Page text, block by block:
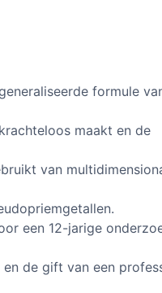
formule
maakt en de
van
een 12-jarige
de gift van een